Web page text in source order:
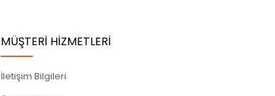
MÜŞTERİ HİZMETLERİ
İletişim Bilgileri